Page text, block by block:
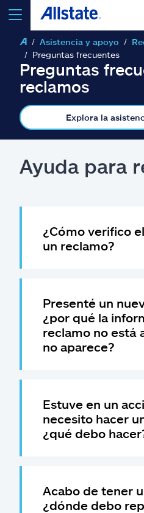
seleccionar un
Select a Product
ir
Seguros y más
Recursos
Asistencia y apoyo
Buscar agente
Explore Allstate
Ashburn, VA 20146
Asistencia y apoyo
Preguntas frecuentes
Preguntas
reclamos
Explora la
Ayuda para
¿Cómo verifico
un reclamo?
Presenté un
¿por qué la
reclamo no está
no aparece?
Estuve en un
necesito hacer
¿qué debo
Acabo de tener
¿dónde debo